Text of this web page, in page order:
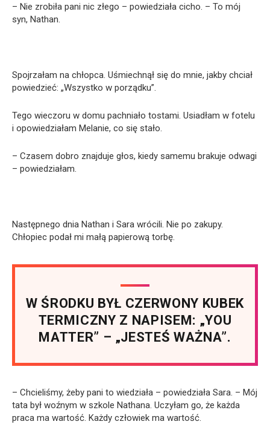
– Nie zrobiła pani nic złego – powiedziała cicho. – To mój
syn, Nathan.
Spojrzałam na chłopca. Uśmiechnął się do mnie, jakby chciał
powiedzieć: „Wszystko w porządku”.
Tego wieczoru w domu pachniało tostami. Usiadłam w fotelu
i opowiedziałam Melanie, co się stało.
– Czasem dobro znajduje głos, kiedy samemu brakuje odwagi
– powiedziałam.
Następnego dnia Nathan i Sara wrócili. Nie po zakupy.
Chłopiec podał mi małą papierową torbę.
W ŚRODKU BYŁ CZERWONY KUBEK
TERMICZNY Z NAPISEM: „YOU
MATTER” – „JESTEŚ WAŻNA”.
– Chcieliśmy, żeby pani to wiedziała – powiedziała Sara. – Mój
tata był woźnym w szkole Nathana. Uczyłam go, że każda
praca ma wartość. Każdy człowiek ma wartość.